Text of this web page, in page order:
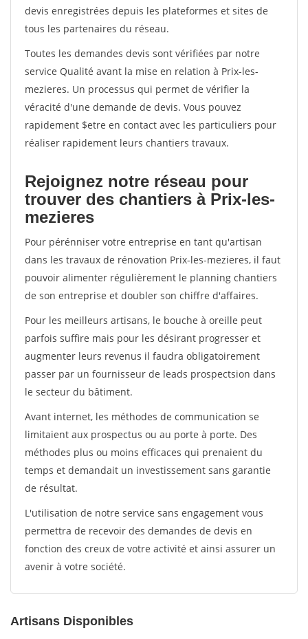
devis enregistrées depuis les plateformes et sites de
tous les partenaires du réseau.
Toutes les demandes devis sont vérifiées par notre
service Qualité avant la mise en relation à Prix-les-
mezieres. Un processus qui permet de vérifier la
véracité d'une demande de devis. Vous pouvez
rapidement $etre en contact avec les particuliers pour
réaliser rapidement leurs chantiers travaux.
Rejoignez notre réseau pour
trouver des chantiers à Prix-les-
mezieres
Pour pérénniser votre entreprise en tant qu'artisan
dans les travaux de rénovation Prix-les-mezieres, il faut
pouvoir alimenter régulièrement le planning chantiers
de son entreprise et doubler son chiffre d'affaires.
Pour les meilleurs artisans, le bouche à oreille peut
parfois suffire mais pour les désirant progresser et
augmenter leurs revenus il faudra obligatoirement
passer par un fournisseur de leads prospectsion dans
le secteur du bâtiment.
Avant internet, les méthodes de communication se
limitaient aux prospectus ou au porte à porte. Des
méthodes plus ou moins efficaces qui prenaient du
temps et demandait un investissement sans garantie
de résultat.
L'utilisation de notre service sans engagement vous
permettra de recevoir des demandes de devis en
fonction des creux de votre activité et ainsi assurer un
avenir à votre société.
Artisans Disponibles